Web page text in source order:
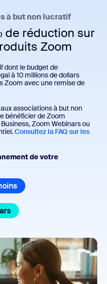
à but non lucratif
de réduction sur
Zoom
dont le budget de
à 10 millions de dollars
Zoom avec une remise de
associations à but non
bénéficier de Zoom
Zoom Webinars ou
Consultez la FAQ sur les
de votre
10 millions de dollars ou
Plus de 10 millions de